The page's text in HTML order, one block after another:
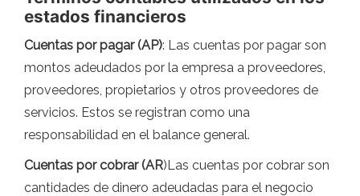
estados financieros
Cuentas por pagar (AP): Las cuentas por pagar son
montos adeudados por la empresa a proveedores,
proveedores, propietarios y otros proveedores de
servicios. Estos se registran como una
responsabilidad en el balance general.
Cuentas por cobrar (AR)Las cuentas por cobrar son
cantidades de dinero adeudadas para el negocio